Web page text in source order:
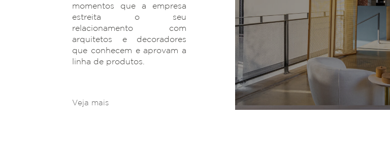
momentos que a empresa
estreita o seu
relacionamento com
arquitetos e decoradores
que conhecem e aprovam a
linha de produtos.
Veja mais